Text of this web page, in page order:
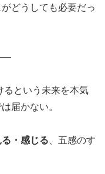
どうしても必要だっ
るという未来を本気
届かない。
・感じる 、五感のす